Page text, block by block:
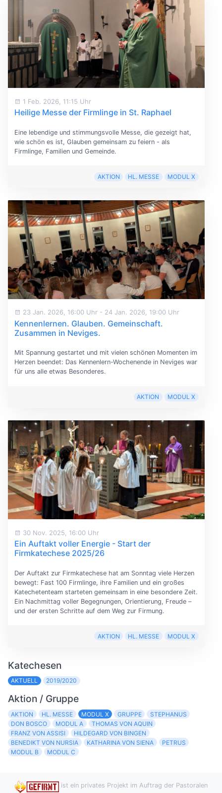
1 Feb. 2026, 11:15 Uhr
Heilige Messe der Firmlinge in St. Raphael
Eine lebendige und stimmungsvolle Messe, die gezeigt hat,
wie schön es ist, Glauben gemeinsam zu feiern - als
Firmlinge, Familien und Gemeinde.
AKTION HL. MESSE MODUL X
23 Jan. 2026, 16:00 Uhr - 24 Jan. 2026, 19:00 Uhr
Kennenlernen. Glauben. Gemeinschaft.
Zusammen in Neviges.
Mit Spannung gestartet und mit vielen schönen Momenten im
Herzen beendet: Das Kennenlern-Wochenende in Neviges war
für uns alle etwas Besonderes.
AKTION MODUL X
30 Nov. 2025, 16:00 Uhr
Ein Auftakt voller Energie - Start der
Firmkatechese 2025/26
Der Auftakt zur Firmkatechese hat am Sonntag viele Herzen
bewegt: Fast 100 Firmlinge, ihre Familien und ein großes
Katechetenteam starteten gemeinsam in eine besondere Zeit.
Ein Nachmittag voller Begegnungen, Orientierung, Freude –
und der ersten Schritte auf dem Weg zur Firmung.
AKTION HL. MESSE MODUL X
Katechesen
AKTUELL 2019/2020
Aktion / Gruppe
AKTION HL. MESSE MODUL X GRUPPE
STEPHANUS
DON BOSCO
MODUL A
THOMAS VON AQUIN
FRANZ VON ASSISI
HILDEGARD VON BINGEN
BENEDIKT VON NURSIA
KATHARINA VON SIENA
PETRUS
MODUL B
MODUL C
ist ein privates Projekt im Auftrag der Pastoralen